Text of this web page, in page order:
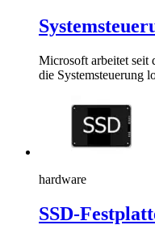
Microsoft arbeitet seit
die Systemsteuerung
hardware
SSD-